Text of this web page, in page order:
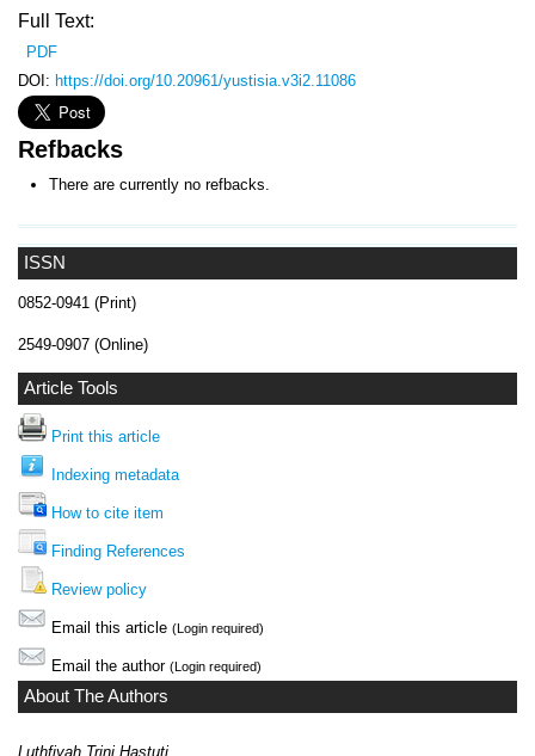
ISSN
0852-0941 (Print)
2549-0907 (Online)
Article Tools
Print this article
Indexing metadata
How to cite item
Finding References
Review policy
Email this article (Login required)
Email the author (Login required)
About The Authors
Luthfiyah Trini Hastuti
Full Text:
PDF
DOI: https://doi.org/10.20961/yustisia.v3i2.11086
Refbacks
There are currently no refbacks.